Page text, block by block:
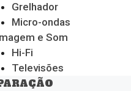
Grelhador
Micro-ondas
e Som
Hi-Fi
Televisões